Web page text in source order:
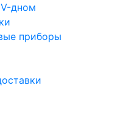
дном
приборы